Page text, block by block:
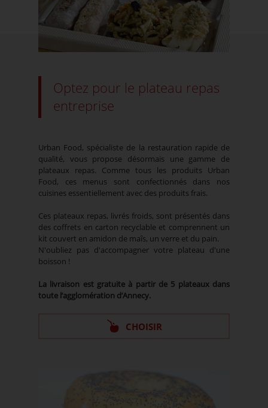
Optez pour le plateau repas
entreprise
Urban Food, spécialiste de la restauration rapide de
qualité, vous propose désormais une gamme de
plateaux repas. Comme tous les produits Urban
Food, ces menus sont confectionnés dans nos
cuisines essentiellement avec des produits frais.
Ces plateaux repas, livrés froids, sont présentés dans
des coffrets en carton recyclable et comprennent un
kit couvert en amidon de maîs, un verre et du pain.
N'oubliez pas d'accompagner votre plateau d'une
boisson !
La livraison est gratuite à partir de 5 plateaux dans
toute l’agglomération d’Annecy.
CHOISIR